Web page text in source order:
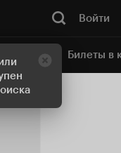
Войти
Билеты в